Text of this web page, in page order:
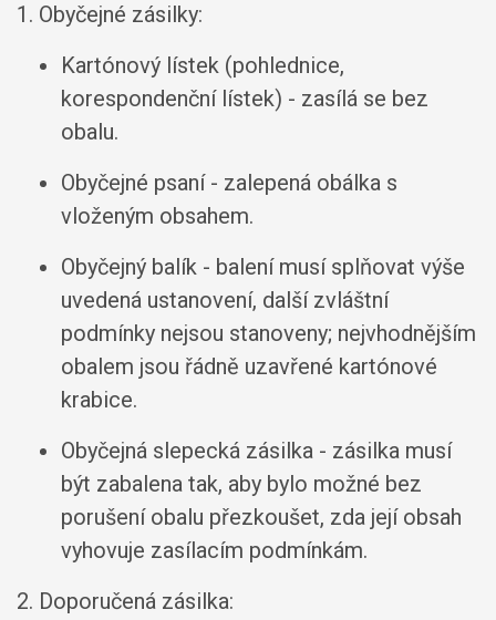
1. Obyčejné zásilky:
Kartónový lístek (pohlednice,
korespondenční lístek) - zasílá se bez
obalu.
Obyčejné psaní - zalepená obálka s
vloženým obsahem.
Obyčejný balík - balení musí splňovat výše
uvedená ustanovení, další zvláštní
podmínky nejsou stanoveny; nejvhodnějším
obalem jsou řádně uzavřené kartónové
krabice.
Obyčejná slepecká zásilka - zásilka musí
být zabalena tak, aby bylo možné bez
porušení obalu přezkoušet, zda její obsah
vyhovuje zasílacím podmínkám.
2. Doporučená zásilka: